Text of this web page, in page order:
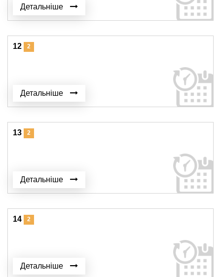
Детальніше
12 2
Детальніше
13 2
Детальніше
14 2
Детальніше